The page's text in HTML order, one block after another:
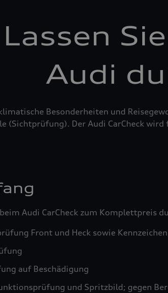
Lassen
Audi
Besonderheiten und
(Sichtprüfung). Der Audi CarCheck
Audi CarCheck zum Komplettpreis
Front und Heck sowie
auf Beschädigung
und Spritzbild; gegen